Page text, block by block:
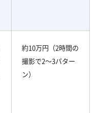
約10万円（2時間の
撮影で2〜3パター
ン）